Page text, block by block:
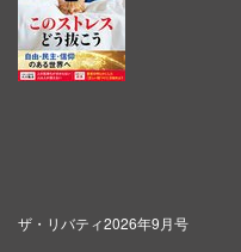
ザ・リバティ2026年9月号